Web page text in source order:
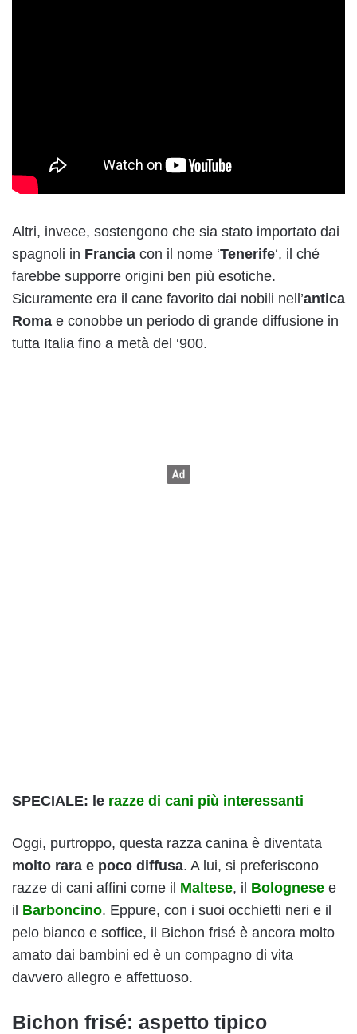
Altri, invece, sostengono che sia stato importato dai
spagnoli in Francia con il nome ‘Tenerife‘, il ché
farebbe supporre origini ben più esotiche.
Sicuramente era il cane favorito dai nobili nell’antica
Roma e conobbe un periodo di grande diffusione in
tutta Italia fino a metà del ‘900.
SPECIALE: le razze di cani più interessanti
Oggi, purtroppo, questa razza canina è diventata
molto rara e poco diffusa. A lui, si preferiscono
razze di cani affini come il Maltese, il Bolognese e
il Barboncino. Eppure, con i suoi occhietti neri e il
pelo bianco e soffice, il Bichon frisé è ancora molto
amato dai bambini ed è un compagno di vita
davvero allegro e affettuoso.
Bichon frisé: aspetto tipico